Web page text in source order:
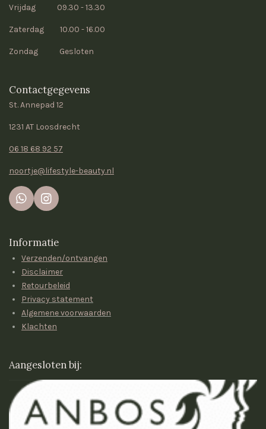
Vrijdag 09.30 - 13.30
Zaterdag 10.00 - 16.00
Zondag Gesloten
Contactgegevens
St. Annepad 12
1231 AT Loosdrecht
06 18 68 92 57
noortje@lifestyle-beauty.nl
W
h
t
s
A
p
p
I
n
t
a
g
r
a
Informatie
Verzenden/ontvangen
Disclaimer
Retourbeleid
Privacy statement
Algemene voorwaarden
Klachten
Aangesloten bij: